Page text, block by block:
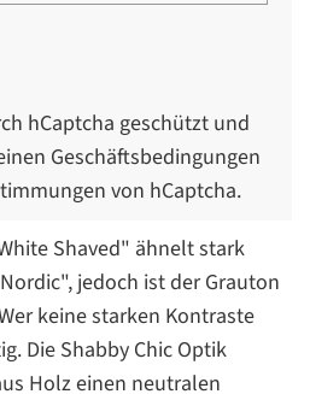
hCaptcha geschützt und
Geschäftsbedingungen
von hCaptcha.
Shaved" ähnelt stark
jedoch ist der Grauton
keine starken Kontraste
Die Shabby Chic Optik
Holz einen neutralen